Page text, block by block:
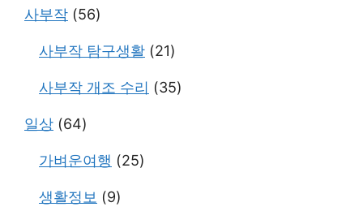
사부작 (56)
사부작 탐구생활 (21)
사부작 개조 수리 (35)
일상 (64)
가벼운여행 (25)
생활정보 (9)